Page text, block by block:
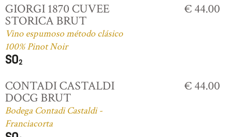
GIORGI 1870 CUVEE
STORICA BRUT
Vino espumoso método clásico
100% Pinot Noir
€ 44.00
CONTADI CASTALDI
DOCG BRUT
Bodega Contadi Castaldi -
Franciacorta
€ 44.00